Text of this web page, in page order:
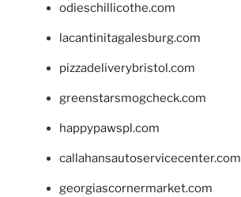
odieschillicothe.com
lacantinitagalesburg.com
pizzadeliverybristol.com
greenstarsmogcheck.com
happypawspl.com
callahansautoservicecenter.com
georgiascornermarket.com